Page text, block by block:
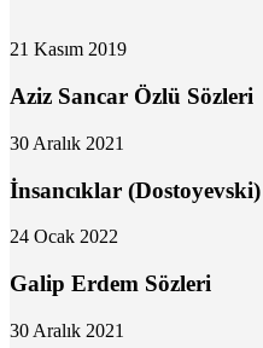
21 Kasım 2019
Aziz Sancar Özlü Sözleri
30 Aralık 2021
İnsancıklar
24 Ocak 2022
Galip Erdem Sözleri
30 Aralık 2021